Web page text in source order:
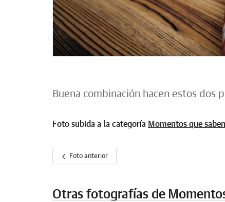
Buena combinación hacen estos dos
Foto subida a la categoría Momentos que
Foto anterior
Otras fotografías de